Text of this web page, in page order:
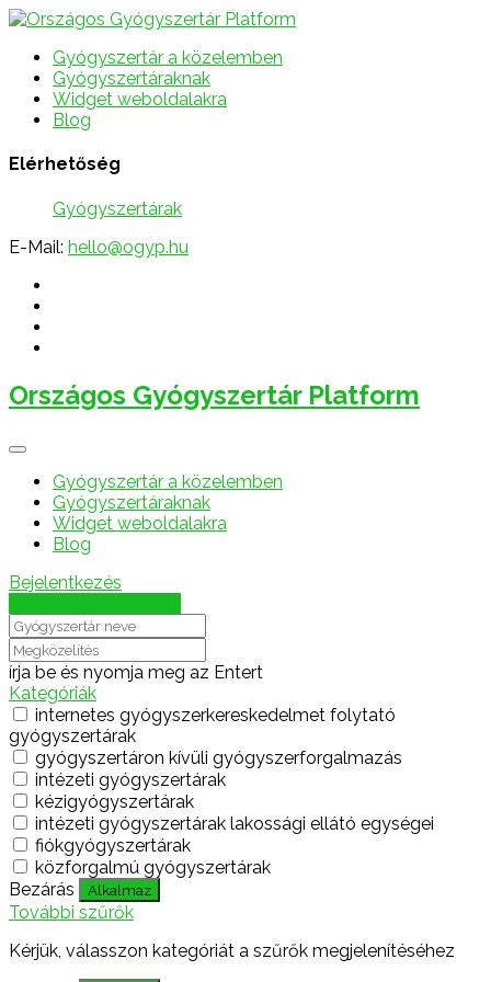
Gyógyszertár a közelemben
Gyógyszertáraknak
Widget weboldalakra
Blog
Elérhetőség
Gyógyszertárak
E-Mail: hello@ogyp.hu
Országos Gyógyszertár Platform
Gyógyszertár a közelemben
Gyógyszertáraknak
Widget weboldalakra
Blog
Bejelentkezés
írja be és nyomja meg az Entert
Kategóriák
internetes gyógyszerkereskedelmet folytató
gyógyszertárak
gyógyszertáron kívüli gyógyszerforgalmazás
intézeti gyógyszertárak
kézigyógyszertárak
intézeti gyógyszertárak lakossági ellátó egységei
fiókgyógyszertárak
közforgalmú gyógyszertárak
Bezárás
Alkalmaz
További szűrők
Kérjük, válasszon kategóriát a szűrők megjelenítéséhez